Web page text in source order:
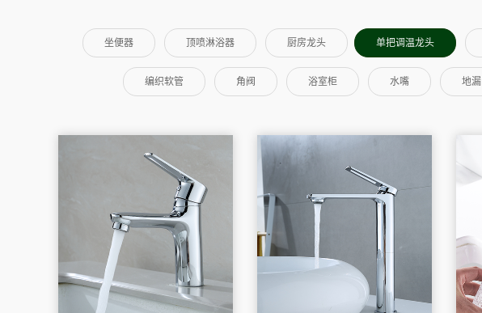
坐便器 顶喷淋浴器 厨房龙头 单把调温龙头
编织软管 角阀 浴室柜 水嘴 地漏